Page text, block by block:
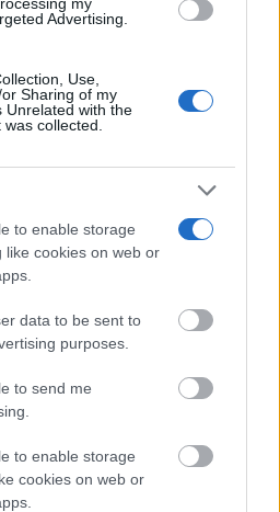
purposes in below Google
Advertising.
Use,
Sharing of my
Unrelated with the
collected.
to enable storage
like cookies on web or
data to be sent to
purposes.
to send me
to enable storage
cookies on web or
de la vieja escuela ¡Cómo los
llega a El Provencio con los
infantiles más populares...
por las Flores y Frutos de la
medieval de artesanía pura en
de...